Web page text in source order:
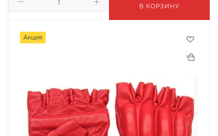
В КОРЗИНУ
Акция